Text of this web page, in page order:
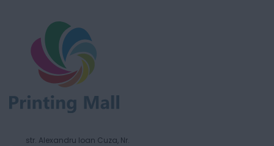
str. Alexandru Ioan Cuza, Nr.